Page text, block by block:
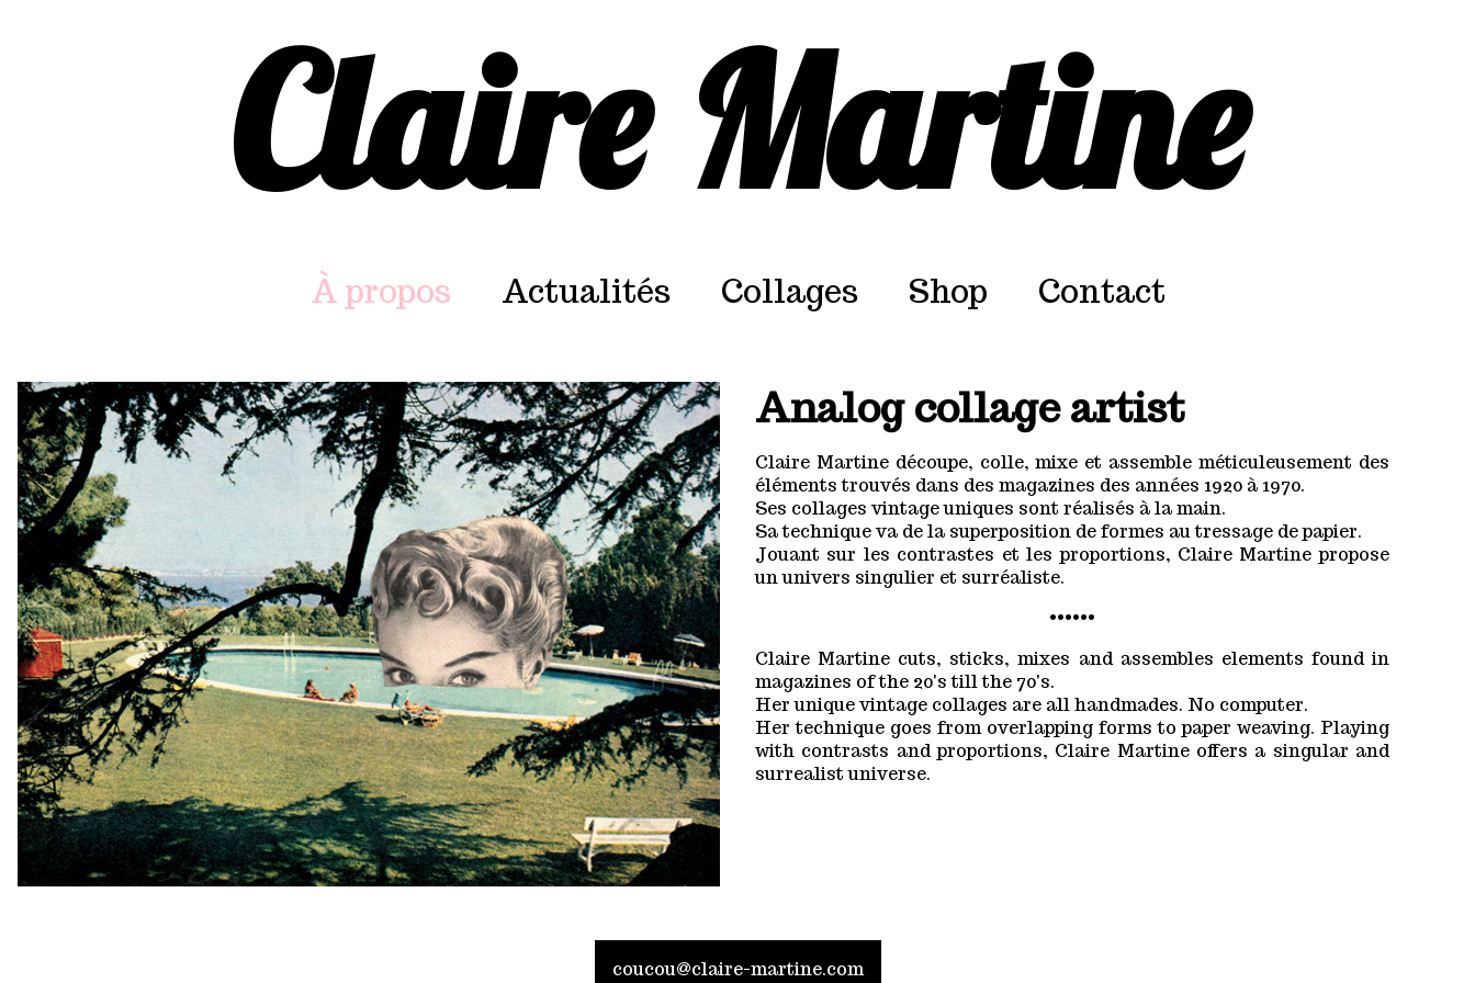
Claire Martine
À propos Actualités Collages Shop Contact
Analog collage artist
Claire Martine découpe, colle, mixe et assemble méticuleusement des
éléments trouvés dans des magazines des années 1920 à 1970.
Ses collages vintage uniques sont réalisés à la main.
Sa technique va de la superposition de formes au tressage de papier.
Jouant sur les contrastes et les proportions, Claire Martine propose
un univers singulier et surréaliste.
••••••
Claire Martine cuts, sticks, mixes and assembles elements found in
magazines of the 20's till the 70's.
Her unique vintage collages are all handmades. No computer.
Her technique goes from overlapping forms to paper weaving. Playing
with contrasts and proportions, Claire Martine offers a singular and
surrealist universe.
coucou@claire-martine.com